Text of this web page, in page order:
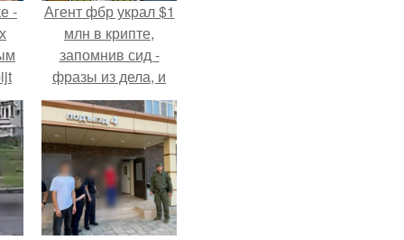
-
Агент фбр украл $1
млн в крипте,
запомнив сид -
фразы из дела, и
советовался с
Chatgpt, как их
потратить.